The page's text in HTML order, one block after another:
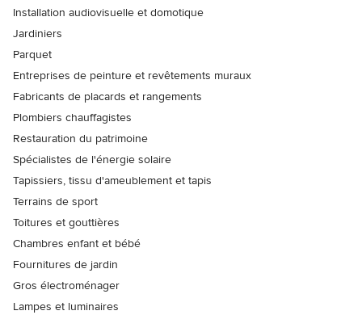
Installation audiovisuelle et domotique
Jardiniers
Parquet
Entreprises de peinture et revêtements muraux
Fabricants de placards et rangements
Plombiers chauffagistes
Restauration du patrimoine
Spécialistes de l'énergie solaire
Tapissiers, tissu d'ameublement et tapis
Terrains de sport
Toitures et gouttières
Chambres enfant et bébé
Fournitures de jardin
Gros électroménager
Lampes et luminaires